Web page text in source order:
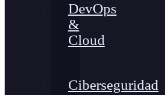
DevOps
&
Cloud
Ciberseguridad